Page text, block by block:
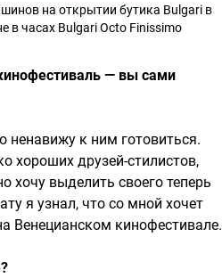
на открытии бутика Bulgari в
в часах Bulgari Octo Finissimo
— вы сами
к ним готовиться.
хороших друзей-стилистов,
выделить своего теперь
я узнал, что со мной хочет
Венецианском кинофестивале.